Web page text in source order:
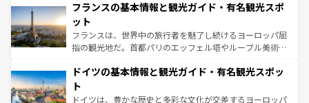
なお、新着のイタリア情報はコンテンツ一覧を参照してほ
しい。
文化が根付くこの国では、情熱的なフラメンコ、熱気あふ
れる闘牛、そして美味しいタパスが生活の一部となってい
る。首都マドリードの洗練された雰囲気や、バルセロナの
アートに溢れた街角から、地方では古代ローマ遺跡や中世
せる。地方によって風土や気候が異なるスペインはその個
ンテンツ一覧 を参照してほしい。
フランスの基本情報と観光ガイド・有名観光スポ
ット
フランスは、世界中の旅行者を魅了し続けるヨーロッパ屈
指の観光地だ。首都パリのエッフェル塔やルーブル美術館
で、幅広い魅力が詰まっている。華麗な宮殿、歴史的な大
聖堂、美しいビーチ、そして豊かな自然が、訪れる者を心
から魅了する。また、フランスは美食の国としても知ら
ドイツの基本情報と観光ガイド・有名観光スポッ
ト
ドイツは、豊かな歴史と多彩な文化が交差するヨーロッパ